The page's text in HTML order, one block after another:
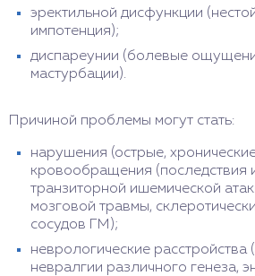
эректильной дисфункции
импотенция);
диспареунии (болевые
мастурбации).
Причиной проблемы могут стать:
нарушения (острые,
кровообращения (последствия
транзиторной ишемической
мозговой травмы,
сосудов ГМ);
неврологические расстройства
невралгии различного генеза,